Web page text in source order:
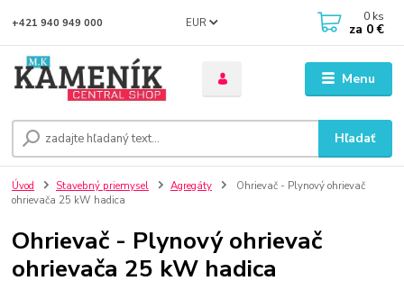
Menu
EUR
Hľadať
+421 940 949 000 0 ks
za 0 €
Úvod Stavebný priemysel Agregáty
Ohrievač - Plynový ohrievač
ohrievača 25 kW hadica
Ohrievač - Plynový ohrievač
ohrievača 25 kW hadica